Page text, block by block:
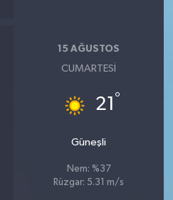
15 AĞUSTOS
CUMARTESI
21 °
Güneşli
Nem: %37
Rüzgar: 5.31 m/s